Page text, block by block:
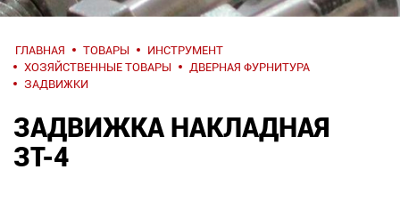
НАПИШИТЕ
НАМ
Крепеж
ГЛАВНАЯ ТОВАРЫ
ИНСТРУМЕНТ
ХОЗЯЙСТВЕННЫЕ ТОВАРЫ
ДВЕРНАЯ ФУРНИТУРА
ЗАДВИЖКИ
ЗАДВИЖКА НАКЛАДНАЯ
ЗТ-4